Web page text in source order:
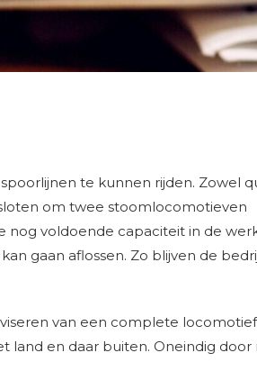
te kunnen rijden. Zowel
om twee stoomlocomotieven
voldoende capaciteit in de
gaan aflossen. Zo blijven de
van een complete
land en daar buiten. Oneindig door